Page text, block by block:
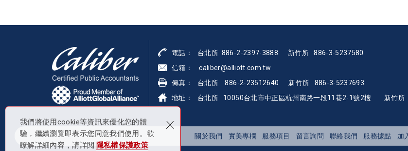
我們將使用cookie等資訊來優化您的體
驗，繼續瀏覽即表示您同意我們使用。欲
瞭解詳細內容，請詳閱 隱私權保護政策
×
電話： 台北所 886-2-2397-3888
新竹所 886-3-5237580
信箱： caliber@alliott.com.tw
傳真： 台北所 886-2-23512640 新竹所 886-3-5237693
地址：
台北所 10050台北市中正區杭州南路一段11巷2-1號2樓 新竹所
關於我們 實美專欄 服務項目 留言詢問 聯絡我們 服務據點 加